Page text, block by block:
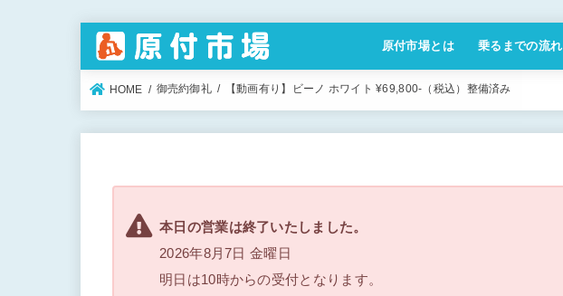
原付市場とは
特定商取引法に基づく表記
乗るまでの流れ
HOME 御売約御礼 【動画有り】ビーノ ホワイト ¥69,800-（税込）整備済み
本日の営業は終了いたしました。
2026年8月7日 金曜日
明日は10時からの受付となります。